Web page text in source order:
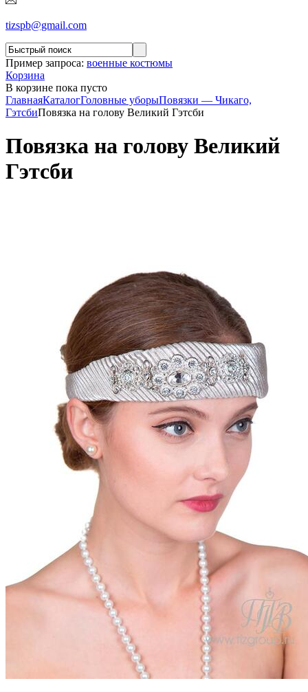
tizspb@gmail.com
Пример запроса: военные костюмы
Корзина
В корзине пока пусто
ГлавнаяКаталогГоловные уборыПовязки — Чикаго,
ГэтсбиПовязка на голову Великий Гэтсби
Повязка на голову Великий
Гэтсби